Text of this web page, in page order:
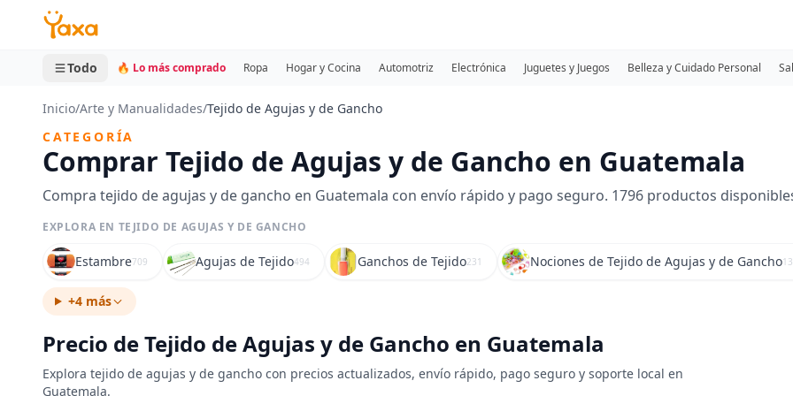
MINI CARRITO
0 productos
Todo 🔥 Lo más comprado Ropa Hogar y Cocina Automotriz Electrónica Juguetes y Juegos Belleza y Cuidado Personal
Inicio/Arte y Manualidades/Tejido de Agujas y de Gancho
CATEGORÍA
Comprar Tejido de Agujas y de Gancho en Guatemala
Compra tejido de agujas y de gancho en Guatemala con envío rápido y pago seguro. 1796 productos
EXPLORA EN TEJIDO DE AGUJAS Y DE GANCHO
Estambre709 Agujas de Tejido494 Ganchos de Tejido231 Nociones de Tejido de Agujas y de Gancho
+4 más
Precio de Tejido de Agujas y de Gancho en Guatemala
Explora tejido de agujas y de gancho con precios actualizados, envío rápido, pago seguro y soporte local en
Guatemala.